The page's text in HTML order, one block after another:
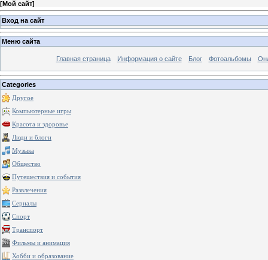
[Мой сайт]
Вход на сайт
Меню сайта
Главная страница Информация о сайте Блог Фотоальбомы
Categories
Другое
Компьютерные игры
Красота и здоровье
Люди и блоги
Музыка
Общество
Путешествия и события
Развлечения
Сериалы
Спорт
Транспорт
Фильмы и анимация
Хобби и образование